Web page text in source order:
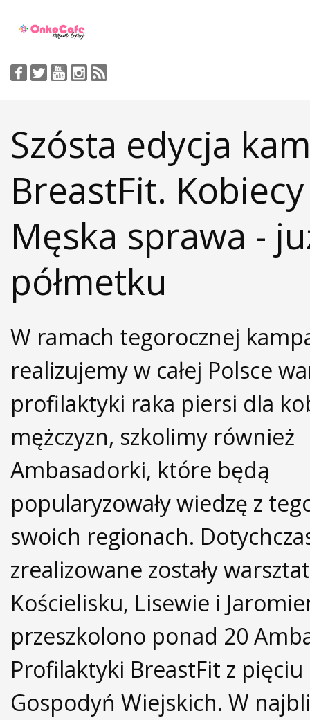
Szósta edycja
BreastFit.
Męska sprawa -
półmetku
W ramach tegorocznej
realizujemy w całej Polsce
profilaktyki raka piersi dla
mężczyzn, szkolimy również
Ambasadorki, które będą
popularyzowały wiedzę z
swoich regionach.
zrealizowane zostały
Kościelisku, Lisewie i
przeszkolono ponad 20
Profilaktyki BreastFit z pięciu
Gospodyń Wiejskich. W